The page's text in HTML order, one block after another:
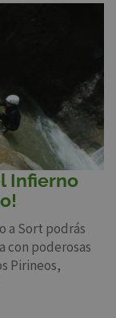
Infierno
a Sort podrás
con poderosas
Pirineos,